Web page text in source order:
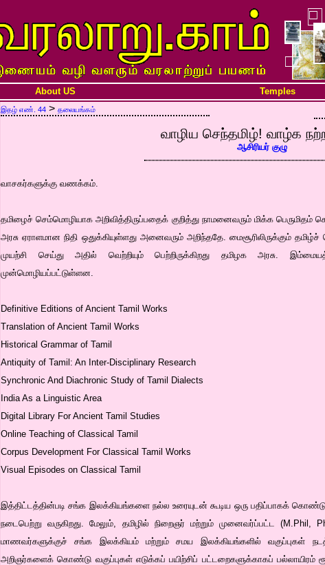
About US Temples
இதழ் எண். 44 > தலையங்கம்
வாழிய செந்தமிழ்! வாழ்க
ஆசிரியர் குழு
வாசகர்களுக்கு வணக்கம்.
தமிழைச் செம்மொழியாக அறிவித்திருப்பதைக் குறித்து நாமனைவரும் மிக்க
அரசு ஏராளமான நிதி ஒதுக்கியுள்ளது அனைவரும் அறிந்ததே. மைசூரிலிருக்கும்
முயற்சி செய்து அதில் வெற்றியும் பெற்றிருக்கிறது தமிழக அரசு.
முன்மொழியப்பட்டுள்ளன.
Definitive Editions of Ancient Tamil Works
Translation of Ancient Tamil Works
Historical Grammar of Tamil
Antiquity of Tamil: An Inter-Disciplinary Research
Synchronic And Diachronic Study of Tamil Dialects
India As a Linguistic Area
Digital Library For Ancient Tamil Studies
Online Teaching of Classical Tamil
Corpus Development For Classical Tamil Works
Visual Episodes on Classical Tamil
இத்திட்டத்தின்படி சங்க இலக்கியங்களை நல்ல உரையுடன் கூடிய ஒரு பதிப்பாகக்
நடைபெற்று வருகிறது. மேலும், தமிழில் நிறைஞர் மற்றும் முனைவர்ப்பட்ட
மாணவர்களுக்குச் சங்க இலக்கியம் மற்றும் சமய இலக்கியங்களில் வகுப்புகள்
அறிஞர்களைக் கொண்டு வகுப்புகள் எடுக்கப் பயிற்சிப் பட்டறைகளுக்காகப் பல்லாயிரம்